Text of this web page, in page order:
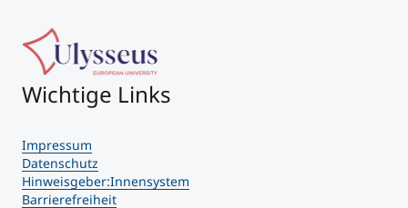
Wichtige Links
Impressum
Datenschutz
Hinweisgeber:Innensystem
Barrierefreiheit